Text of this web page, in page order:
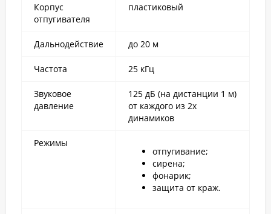
Корпус
отпугивателя
пластиковый
Дальнодействие до 20 м
Частота 25 кГц
Звуковое
давление
125 дБ (на дистанции 1 м)
от каждого из 2х
динамиков
Режимы
отпугивание;
сирена;
фонарик;
защита от краж.